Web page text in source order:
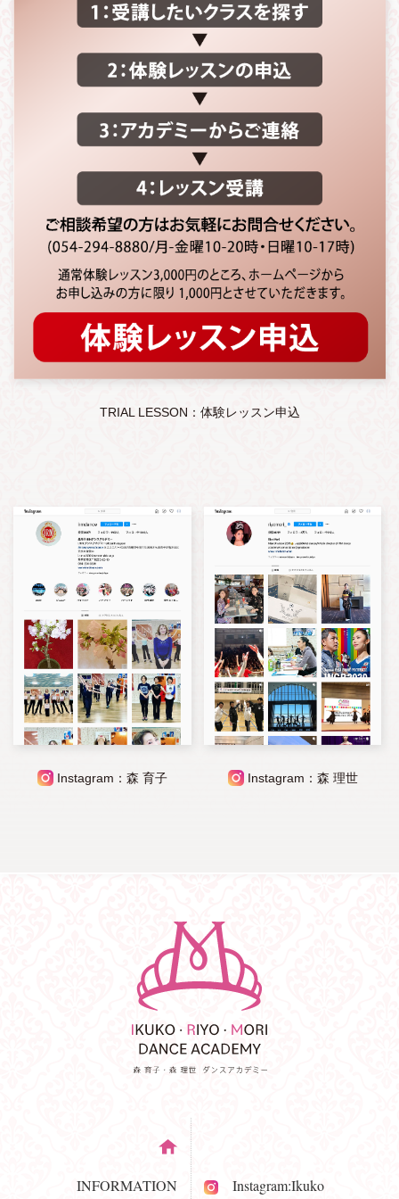
TRIAL LESSON：体験レッスン申込
Instagram：森 育子 Instagram：森 理世
INFORMATION Instagram:Ikuko